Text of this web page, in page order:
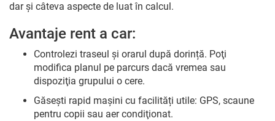
dar și câteva aspecte de luat în calcul.
Avantaje rent a car:
Controlezi traseul şi orarul după dorință. Poţi
modifica planul pe parcurs dacă vremea sau
dispoziţia grupului o cere.
Găseşti rapid mașini cu facilități utile: GPS, scaune
pentru copii sau aer condiţionat.